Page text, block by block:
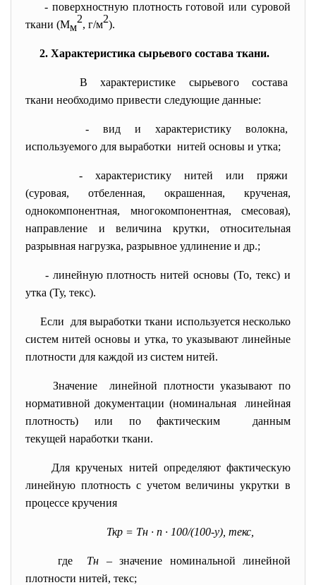
- поверхностную плотность готовой или суровой
ткани (Мм
2, г/м2).
2. Характеристика сырьевого состава ткани.
В характеристике сырьевого состава
ткани необходимо привести следующие данные:
- вид и характеристику волокна,
используемого для выработки нитей основы и утка;
- характеристику нитей или пряжи
(суровая, отбеленная, окрашенная, крученая,
однокомпонентная, многокомпонентная, смесовая),
направление и величина крутки, относительная
разрывная нагрузка, разрывное удлинение и др.;
- линейную плотность нитей основы (То, текс) и
утка (Ту, текс).
Если для выработки ткани используется несколько
систем нитей основы и утка, то указывают линейные
плотности для каждой из систем нитей.
Значение линейной плотности указывают по
нормативной документации (номинальная линейная
плотность) или по фактическим данным
текущей наработки ткани.
Для крученых нитей определяют фактическую
линейную плотность с учетом величины укрутки в
процессе кручения
Ткр = Тн · n · 100/(100-у), текс,
где Тн – значение номинальной линейной
плотности нитей, текс;